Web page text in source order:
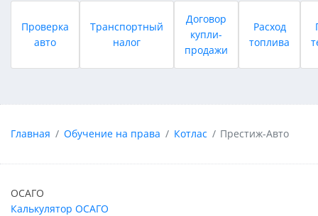
Проверка
авто
Транспортный
налог
Договор
купли-
продажи
Расход
топлива
Главная Обучение на права Котлас Престиж-Авто
ОСАГО
Калькулятор ОСАГО